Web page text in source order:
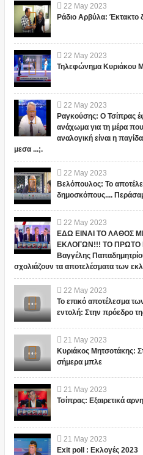
22 May 2023
Ράδιο Αρβύλα: Έκτακτο
22 May 2023
Τηλεφώνημα Κυριάκου
22 May 2023
Ραγκούσης: Ο Τσίπρας
ανάχωμα για τη μέρα
αναλογική είναι η
μεσα ...;.
22 May 2023
Βελόπουλος: Το
δημοσκόπους....
22 May 2023
ΕΔΩ ΕΙΝΑΙ ΤΟ ΛΑΘΟΣ
ΕΚΛΟΓΩΝ!!! ΤΟ ΠΡΩΤΟ
Βαγγέλης
σχολιάζουν τα αποτελέσματα των
22 May 2023
Το επικό αποτέλεσμα
εντολή: Στην πρόεδρο
21 May 2023
Κυριάκος Μητσοτάκης:
σήμερα μπλε
21 May 2023
Τσίπρας: Εξαιρετικά
21 May 2023
Exit poll : Εκλογές 2023